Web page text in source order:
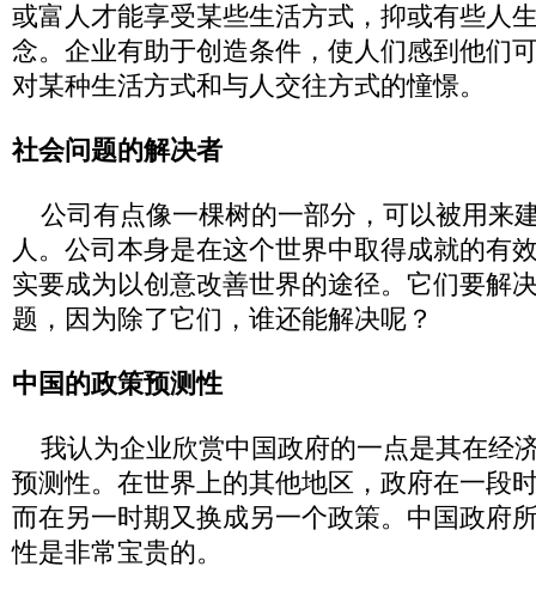
或富人才能享受某些生活方式，抑或有些人
念。企业有助于创造条件，使人们感到他们
对某种生活方式和与人交往方式的憧憬。
社会问题的解决者
公司有点像一棵树的一部分，可以被用来
人。公司本身是在这个世界中取得成就的有
实要成为以创意改善世界的途径。它们要解
题，因为除了它们，谁还能解决呢？
中国的政策预测性
我认为企业欣赏中国政府的一点是其在经
预测性。在世界上的其他地区，政府在一段
而在另一时期又换成另一个政策。中国政府
性是非常宝贵的。